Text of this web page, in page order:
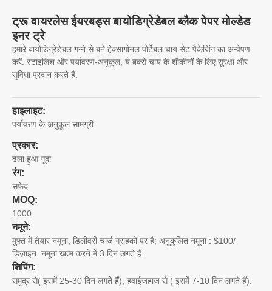
ट्रू वायरलेस ईयरबड्स बायोडिग्रेडेबल ब्लैक पेपर मोल्डेड
इनर ट्रे
हमारे बायोडिग्रेडेबल गन्ने से बने हेक्सागोनल पोर्टेबल चाय सेट पैकेजिंग का अन्वेषण
करें. स्टाइलिश और पर्यावरण-अनुकूल, ये बक्से चाय के शौकीनों के लिए सुरक्षा और
सुविधा प्रदान करते हैं.
हाइलाइट:
पर्यावरण के अनुकूल सामग्री
प्रकार:
ढला हुआ गूदा
रंग:
सफ़ेद
MOQ:
1000
नमूने:
मुफ़्त में तैयार नमूना, डिलीवरी चार्ज ग्राहकों पर है; अनुकूलित नमूना : $100/
डिज़ाइन. नमूना खत्म करने में 3 दिन लगते हैं.
शिपिंग:
समुद्र से( इसमें 25-30 दिन लगते हैं), हवाईजहाज से ( इसमें 7-10 दिन लगते हैं).